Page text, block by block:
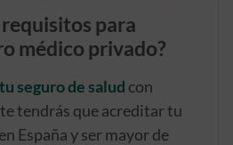
requisitos para
médico privado?
seguro de salud con
tendrás que acreditar tu
España y ser mayor de